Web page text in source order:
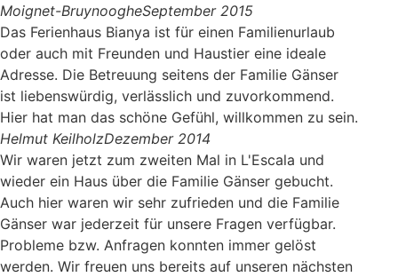
Moignet-BruynoogheSeptember 2015
Das Ferienhaus Bianya ist für einen Familienurlaub
oder auch mit Freunden und Haustier eine ideale
Adresse. Die Betreuung seitens der Familie Gänser
ist liebenswürdig, verlässlich und zuvorkommend.
Hier hat man das schöne Gefühl, willkommen zu sein.
Helmut KeilholzDezember 2014
Wir waren jetzt zum zweiten Mal in L'Escala und
wieder ein Haus über die Familie Gänser gebucht.
Auch hier waren wir sehr zufrieden und die Familie
Gänser war jederzeit für unsere Fragen verfügbar.
Probleme bzw. Anfragen konnten immer gelöst
werden. Wir freuen uns bereits auf unseren nächsten